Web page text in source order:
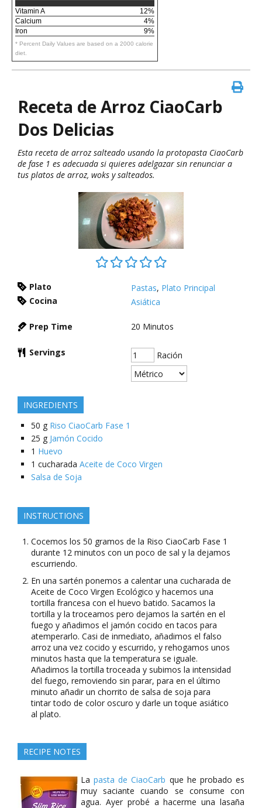
Vitamin A
12%
Calcium
4%
Iron
9%
* Percent Daily Values are based on a 2000 calorie
diet.
Receta de Arroz CiaoCarb
Dos Delicias
Esta receta de arroz salteado usando la protopasta CiaoCarb
de fase 1 es adecuada si quieres adelgazar sin renunciar a
tus platos de arroz, woks y salteados.
Plato Pastas, Plato Principal
Cocina
Asiática
Prep Time 20 Minutos
Servings Ración
INGREDIENTS
50 g Riso CiaoCarb Fase 1
25 g Jamón Cocido
1 Huevo
1 cucharada Aceite de Coco Virgen
Salsa de Soja
INSTRUCTIONS
Cocemos los 50 gramos de la Riso CiaoCarb Fase 1
durante 12 minutos con un poco de sal y la dejamos
escurriendo.
En una sartén ponemos a calentar una cucharada de
Aceite de Coco Virgen Ecológico y hacemos una
tortilla francesa con el huevo batido. Sacamos la
tortilla y la troceamos pero dejamos la sartén en el
fuego y añadimos el jamón cocido en tacos para
atemperarlo. Casi de inmediato, añadimos el falso
arroz una vez cocido y escurrido, y rehogamos unos
minutos hasta que la temperatura se iguale.
Añadimos la tortilla troceada y subimos la intensidad
del fuego, removiendo sin parar, para en el último
minuto añadir un chorrito de salsa de soja para
tintar todo de color oscuro y darle un toque asiático
al plato.
RECIPE NOTES
Lapasta de CiaoCarb que he probado es
muy saciante cuando se consume con
agua. Ayer probé a hacerme una lasaña